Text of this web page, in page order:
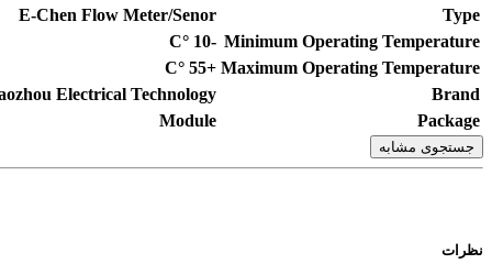
Type
E-Chen Flow Meter/Senor
Minimum Operating Temperature
-10
°C
Maximum Operating Temperature
+55
°C
Brand
Electrical Technology
Package
Module
جستجوی مشابه
نظرات